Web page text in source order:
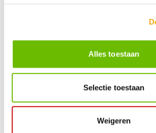
Alles toestaan
Selectie toestaan
Weigeren
Podenco’s - Christopher Stone
€ 318,95 € 318,95